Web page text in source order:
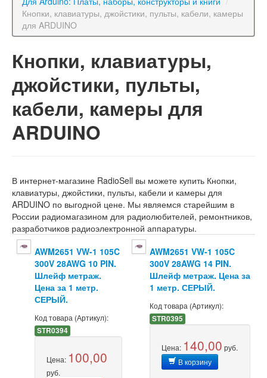
Кнопки, клавиатуры, джойстики, пульты, кабели, камеры
для ARDUINO
Кнопки, клавиатуры,
джойстики, пульты,
кабели, камеры для
ARDUINO
В интернет-магазине RadioSell вы можете купить Кнопки,
клавиатуры, джойстики, пульты, кабели и камеры для
ARDUINO по выгодной цене. Мы являемся старейшим в
России радиомагазином для радиолюбителей, ремонтников,
разработчиков радиоэлектронной аппаратуры.
AWM2651 VW-1 105C
300V 28AWG 10 PIN.
Шлейф метраж.
Цена за 1 метр.
СЕРЫЙ.
Код товара (Артикул):
STR0394
Цена: 100,00
руб.
AWM2651 VW-1 105C
300V 28AWG 14 PIN.
Шлейф метраж. Цена за
1 метр. СЕРЫЙ.
Код товара (Артикул):
STR0395
Цена: 140,00 руб.
В корзину